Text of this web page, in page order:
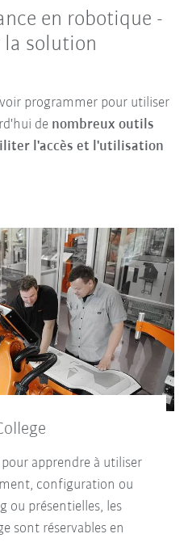
en robotique -
solution
programmer pour utiliser
de nombreux outils
l'accès et l'utilisation
apprendre à utiliser
configuration ou
ou présentielles, les
sont réservables en